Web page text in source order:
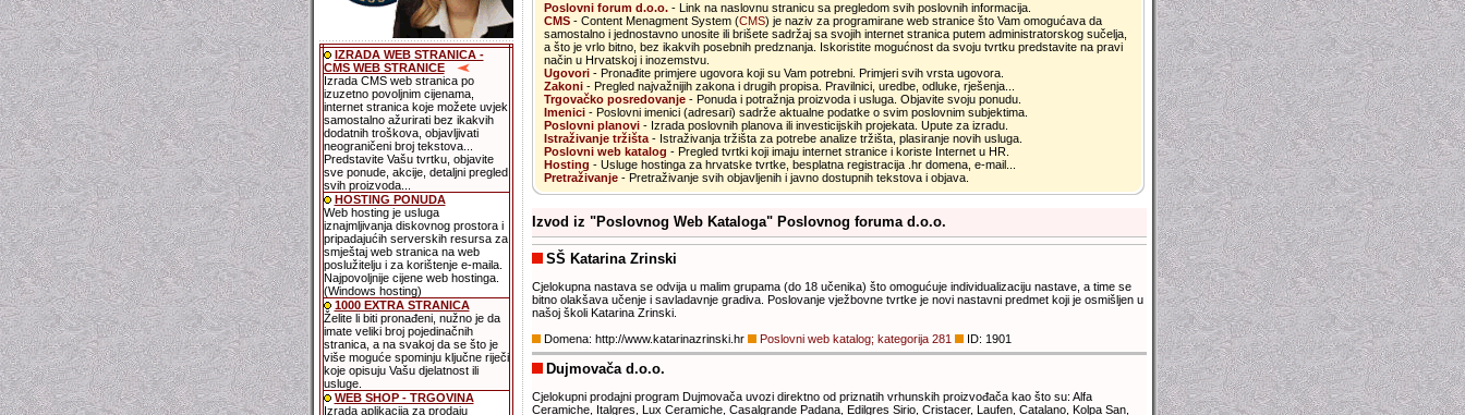
IZRADA WEB STRANICA -
CMS WEB STRANICE
Izrada CMS web stranica po
izuzetno povoljnim cijenama,
internet stranica koje možete uvjek
samostalno ažurirati bez ikakvih
dodatnih troškova, objavljivati
neograničeni broj tekstova...
Predstavite Vašu tvrtku, objavite
sve ponude, akcije, detaljni pregled
svih proizvoda...
HOSTING PONUDA
Web hosting je usluga
iznajmljivanja diskovnog prostora i
pripadajućih serverskih resursa za
smještaj web stranica na web
poslužitelju i za korištenje e-maila.
Najpovoljnije cijene web hostinga.
(Windows hosting)
1000 EXTRA STRANICA
Želite li biti pronađeni, nužno je da
imate veliki broj pojedinačnih
stranica, a na svakoj da se što je
više moguće spominju ključne riječi
koje opisuju Vašu djelatnost ili
usluge.
WEB SHOP - TRGOVINA
Izrada aplikacija za prodaju
Poslovni forum d.o.o.- Link na naslovnu stranicu sa pregledom svih poslovnih informacija.
CMS- Content Menagment System (CMS) je naziv za programirane web stranice što Vam omogućava da
samostalno i jednostavno unosite ili brišete sadržaj sa svojih internet stranica putem administratorskog sučelja,
a što je vrlo bitno, bez ikakvih posebnih predznanja. Iskoristite mogućnost da svoju tvrtku predstavite na pravi
način u Hrvatskoj i inozemstvu.
Ugovori- Pronađite primjere ugovora koji su Vam potrebni. Primjeri svih vrsta ugovora.
Zakoni- Pregled najvažnijih zakona i drugih propisa. Pravilnici, uredbe, odluke, rješenja...
Trgovačko posredovanje- Ponuda i potražnja proizvoda i usluga. Objavite svoju ponudu.
Imenici- Poslovni imenici (adresari) sadrže aktualne podatke o svim poslovnim subjektima.
Poslovni planovi- Izrada poslovnih planova ili investicijskih projekata. Upute za izradu.
Istraživanje tržišta- Istraživanja tržišta za potrebe analize tržišta, plasiranje novih usluga.
Poslovni web katalog - Pregled tvrtki koji imaju internet stranice i koriste Internet u HR.
Hosting - Usluge hostinga za hrvatske tvrtke, besplatna registracija .hr domena, e-mail...
Pretraživanje- Pretraživanje svih objavljenih i javno dostupnih tekstova i objava.
Izvod iz "Poslovnog Web Kataloga" Poslovnog foruma d.o.o.
SŠ Katarina Zrinski
Cjelokupna nastava se odvija u malim grupama (do 18 učenika) što omogućuje individualizaciju nastave, a time se
bitno olakšava učenje i savladavnje gradiva. Poslovanje vježbovne tvrtke je novi nastavni predmet koji je osmišljen u
našoj školi Katarina Zrinski.
Domena: http://www.katarinazrinski.hr
Poslovni web katalog; kategorija 281 ID: 1901
Dujmovača d.o.o.
Cjelokupni prodajni program Dujmovača uvozi direktno od priznatih vrhunskih proizvođača kao što su: Alfa
Ceramiche, Italgres, Lux Ceramiche, Casalgrande Padana, Edilgres Sirio, Cristacer, Laufen, Catalano, Kolpa San,